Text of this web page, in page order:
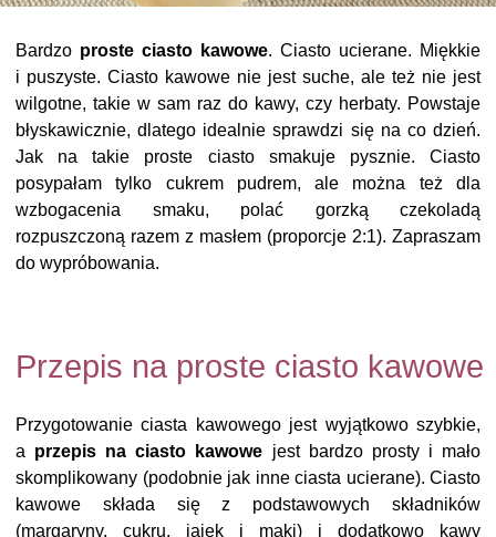
Bardzo proste ciasto kawowe. Ciasto ucierane. Miękkie
i puszyste. Ciasto kawowe nie jest suche, ale też nie jest
wilgotne, takie w sam raz do kawy, czy herbaty. Powstaje
błyskawicznie, dlatego idealnie sprawdzi się na co dzień.
Jak na takie proste ciasto smakuje pysznie. Ciasto
posypałam tylko cukrem pudrem, ale można też dla
wzbogacenia smaku, polać gorzką czekoladą
rozpuszczoną razem z masłem (proporcje 2:1). Zapraszam
do wypróbowania.
Przepis na proste ciasto kawowe
Przygotowanie ciasta kawowego jest wyjątkowo szybkie,
a przepis na ciasto kawowe jest bardzo prosty i mało
skomplikowany (podobnie jak inne ciasta ucierane). Ciasto
kawowe składa się z podstawowych składników
(margaryny, cukru, jajek i mąki) i dodatkowo kawy